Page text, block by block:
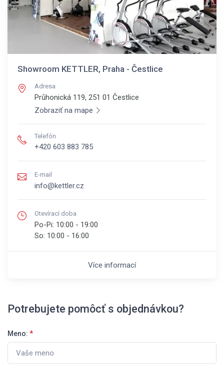
Showroom KETTLER, Praha - Čestlice
Adresa
Průhonická 119, 251 01 Čestlice
Zobraziť na mape
Telefón
+420 603 883 785
E-mail
info@kettler.cz
Otevírací doba
Po-Pi: 10:00 - 19:00
So: 10:00 - 16:00
Více informací
Potrebujete pomôcť s objednávkou?
Meno: *